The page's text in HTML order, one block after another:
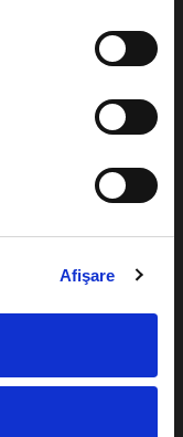
Afişare